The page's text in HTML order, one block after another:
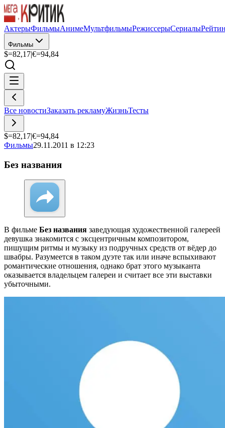
АктерыФильмыАнимеМультфильмыРежиссерыСериалы
Фильмы
$=82,17|€=94,84
Все новостиЗаказать рекламуЖизньТесты
$=82,17|€=94,84
Фильмы29.11.2011 в 12:23
Без названия
В фильме Без названия заведующая художественной галереей
девушка знакомится с эксцентричным композитором,
пишущим ритмы и музыку из подручных средств от вёдер до
швабры. Разумеется в таком дуэте так или иначе вспыхивают
романтические отношения, однако брат этого музыканта
оказывается владельцем галереи и считает все эти выставки
убыточными.